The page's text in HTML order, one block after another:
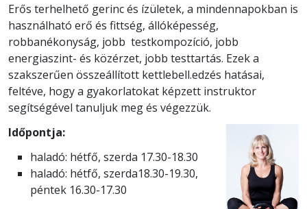
Erős terhelhető gerinc és ízületek, a mindennapokban is
használható erő és fittség, állóképesség,
robbanékonyság, jobb testkompozíció, jobb
energiaszint- és közérzet, jobb testtartás. Ezek a
szakszerűen összeállított kettlebell.edzés hatásai,
feltéve, hogy a gyakorlatokat képzett instruktor
segítségével tanuljuk meg és végezzük.
Időpontja:
haladó: hétfő, szerda 17.30-18.30
haladó: hétfő, szerda18.30-19.30,
péntek 16.30-17.30